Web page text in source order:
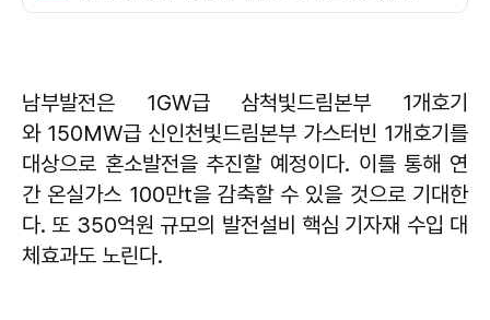
남부발전은 1GW급 삼척빛드림본부 1개호기
와 150MW급 신인천빛드림본부 가스터빈 1개호기를
대상으로 혼소발전을 추진할 예정이다. 이를 통해 연
간 온실가스 100만t을 감축할 수 있을 것으로 기대한
다. 또 350억원 규모의 발전설비 핵심 기자재 수입 대
체효과도 노린다.